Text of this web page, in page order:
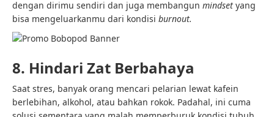
dengan dirimu sendiri dan juga membangun mindset yang
bisa mengeluarkanmu dari kondisi burnout.
8. Hindari Zat Berbahaya
Saat stres, banyak orang mencari pelarian lewat kafein
berlebihan, alkohol, atau bahkan rokok. Padahal, ini cuma